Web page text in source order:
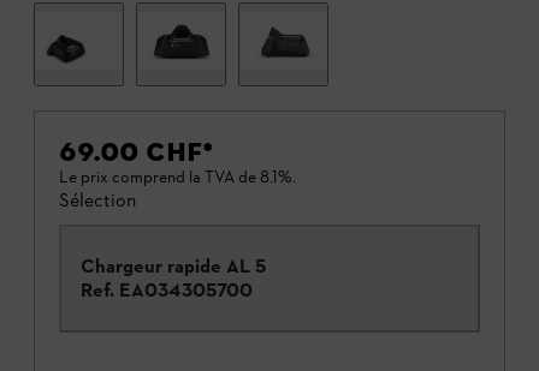
69.00 CHF*
Le prix comprend la TVA de 8.1%.
Sélection
Chargeur rapide AL 5
Ref. EA034305700